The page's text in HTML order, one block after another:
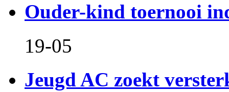
Ouder-kind toernooi
19-05
Jeugd AC zoekt